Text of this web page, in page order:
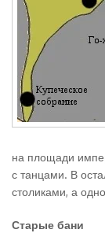
на площади
с танцами. В
столиками, а
Старые бани